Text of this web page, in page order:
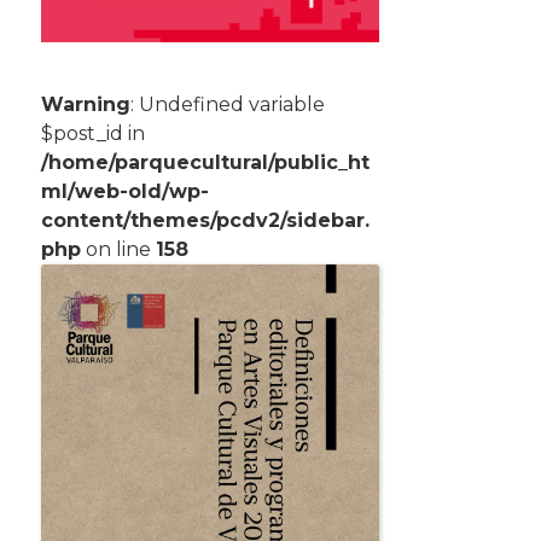
Warning: Undefined variable
$post_id in
/home/parquecultural/public_ht
ml/web-old/wp-
content/themes/pcdv2/sidebar.
php on line 158